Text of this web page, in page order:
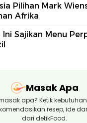
Pilihan Mark
Afrika
Ini Sajikan Menu
Masak Apa
apa? Ketik
resep, ide
dari detikFood.